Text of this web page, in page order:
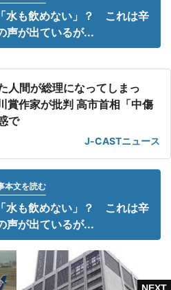
水も飲めない」？ これは辛
声が出ているが...
人間が総理になってしまっ
賞作家が批判 高市首相「中傷
で
J-CASTニュース
本文を読む
水も飲めない」？ これは辛
声が出ているが...